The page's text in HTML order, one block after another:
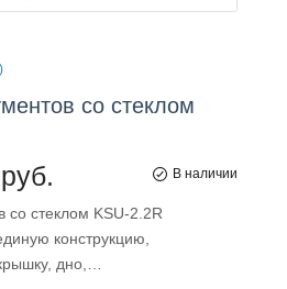
со стеклом
В наличии
стеклом KSU-2.2R
конструкцию,
дно,…